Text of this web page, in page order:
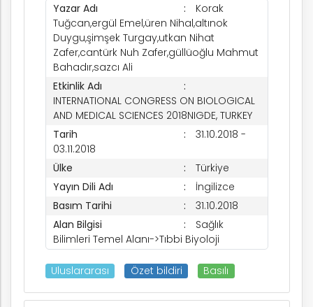
Yazar Adı
Korak
Tuğcan,ergül Emel,üren Nihal,altınok
Duygu,şimşek Turgay,utkan Nihat
Zafer,cantürk Nuh Zafer,güllüoğlu Mahmut
Bahadır,sazcı Ali
Etkinlik Adı
INTERNATIONAL CONGRESS ON BIOLOGICAL
AND MEDICAL SCIENCES 2018NIGDE, TURKEY
Tarih
31.10.2018 -
03.11.2018
Ülke
Türkiye
Yayın Dili Adı
İngilizce
Basım Tarihi
31.10.2018
Alan Bilgisi
Sağlık
Bilimleri Temel Alanı->Tıbbi Biyoloji
Uluslararası Özet bildiri Basılı